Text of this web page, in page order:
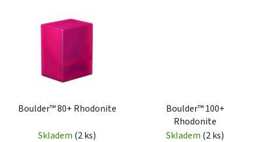
Boulder™ 80+ Rhodonite
Skladem (2 ks)
Boulder™ 100+
Rhodonite
Skladem (2 ks)